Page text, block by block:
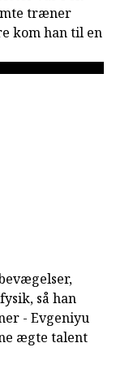
træner
kom han til en
så han
- Evgeniyu
ægte talent